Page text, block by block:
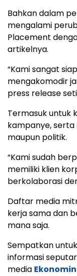
Bahkan dalam
mengalami
Placement
artikelnya.
“Kami sangat
mengakomodir
press release
Termasuk untuk
kampanye, serta
maupun politik.
“Kami sudah
memiliki klien
berkolaborasi
Daftar media
kerja sama dan
mana saja.
Sempatkan
informasi
media